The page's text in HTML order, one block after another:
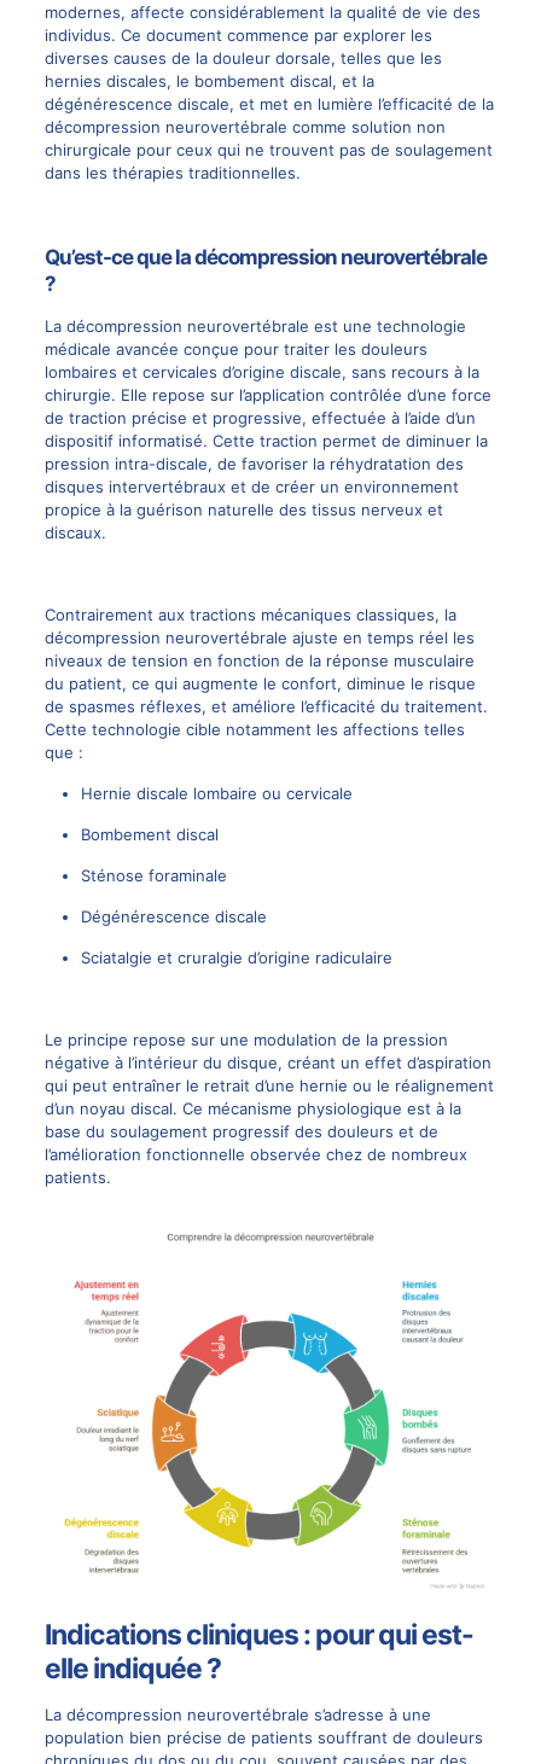
modernes, affecte considérablement la qualité de vie des
individus. Ce document commence par explorer les
diverses causes de la douleur dorsale, telles que les
hernies discales, le bombement discal, et la
dégénérescence discale, et met en lumière l’efficacité de la
décompression neurovertébrale comme solution non
chirurgicale pour ceux qui ne trouvent pas de soulagement
dans les thérapies traditionnelles.
Qu’est-ce que la décompression neurovertébrale
?
La décompression neurovertébrale est une technologie
médicale avancée conçue pour traiter les douleurs
lombaires et cervicales d’origine discale, sans recours à la
chirurgie. Elle repose sur l’application contrôlée d’une force
de traction précise et progressive, effectuée à l’aide d’un
dispositif informatisé. Cette traction permet de diminuer la
pression intra-discale, de favoriser la réhydratation des
disques intervertébraux et de créer un environnement
propice à la guérison naturelle des tissus nerveux et
discaux.
Contrairement aux tractions mécaniques classiques, la
décompression neurovertébrale ajuste en temps réel les
niveaux de tension en fonction de la réponse musculaire
du patient, ce qui augmente le confort, diminue le risque
de spasmes réflexes, et améliore l’efficacité du traitement.
Cette technologie cible notamment les affections telles
que :
Hernie discale lombaire ou cervicale
Bombement discal
Sténose foraminale
Dégénérescence discale
Sciatalgie et cruralgie d’origine radiculaire
Le principe repose sur une modulation de la pression
négative à l’intérieur du disque, créant un effet d’aspiration
qui peut entraîner le retrait d’une hernie ou le réalignement
d’un noyau discal. Ce mécanisme physiologique est à la
base du soulagement progressif des douleurs et de
l’amélioration fonctionnelle observée chez de nombreux
patients.
Indications cliniques : pour qui est-
elle indiquée ?
La décompression neurovertébrale s’adresse à une
population bien précise de patients souffrant de douleurs